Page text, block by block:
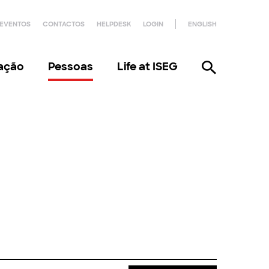
EVENTOS CONTACTOS HELPDESK LOGIN ENGLISH
Pessoas Life at ISEG